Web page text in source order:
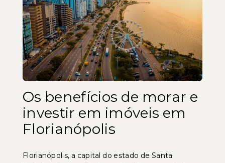
Os benefícios de morar e
investir em imóveis em
Florianópolis
Florianópolis, a capital do estado de Santa